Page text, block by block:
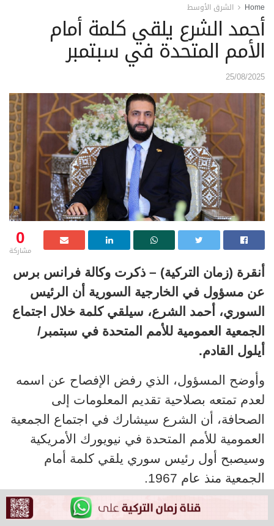
Home الشرق الأوسط
أحمد الشرع يلقي كلمة أمام
الأمم المتحدة في سبتمبر
25/08/2025
0
مشاركة
أنقرة (زمان التركية) – ذكرت وكالة فرانس برس
عن مسؤول في الخارجية السورية أن الرئيس
السوري، أحمد الشرع، سيلقي كلمة خلال اجتماع
الجمعية العمومية للأمم المتحدة في سبتمبر/
أيلول القادم.
وأوضح المسؤول، الذي رفض الإفصاح عن اسمه
لعدم تمتعه بصلاحية تقديم المعلومات إلى
الصحافة، أن الشرع سيشارك في اجتماع الجمعية
العمومية للأمم المتحدة في نيويورك الأمريكية
وسيصبح أول رئيس سوري يلقي كلمة أمام
الجمعية منذ عام 1967.
وأضافت وكالة رويترز للأنباء أيضا نقلا عن مسؤول